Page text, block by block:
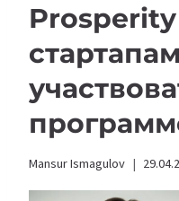
Mansur Ismagulov